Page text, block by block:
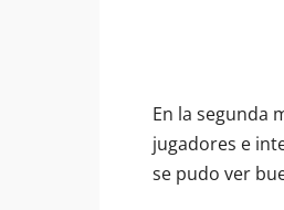
En la segunda
jugadores e
se pudo ver